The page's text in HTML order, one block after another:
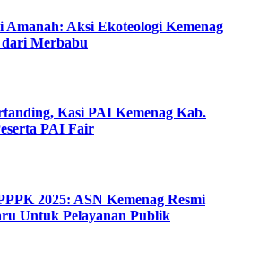
Amanah: Aksi Ekoteologi Kemenag
dari Merbabu
Kasi PAI Kemenag Kab.
PAI Fair
2025: ASN Kemenag Resmi
Untuk Pelayanan Publik